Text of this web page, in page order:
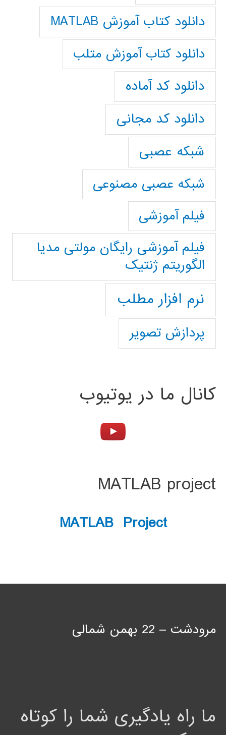
دانلود کتاب آموزش MATLAB
دانلود کتاب آموزش متلب
دانلود کد آماده
دانلود کد مجانی
شبکه عصبی
شبکه عصبی مصنوعی
فیلم آموزشی
فیلم آموزشی رایگان مولتی مدیا
الگوریتم ژنتیک
نرم افزار مطلب
پردازش تصویر
کانال ما در یوتیوب
MATLAB project
MATLAB Project
مرودشت – 22 بهمن شمالی
ما راه یادگیری شما را کوتاه